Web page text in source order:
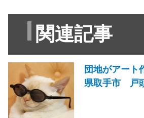
関連記事
団地がアー
県取手市 戸